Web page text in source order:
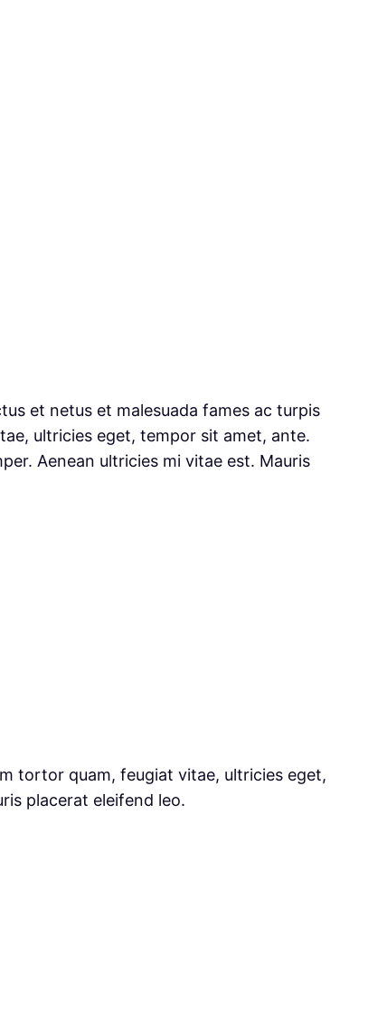
et netus et malesuada fames ac turpis
ultricies eget, tempor sit amet, ante.
Aenean ultricies mi vitae est. Mauris
tortor quam, feugiat vitae, ultricies eget,
placerat eleifend leo.